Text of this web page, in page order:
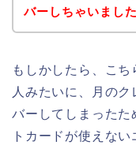
バーしちゃいまし
もしかしたら、こ
人みたいに、月の
バーしてしまったた
トカードが使えな